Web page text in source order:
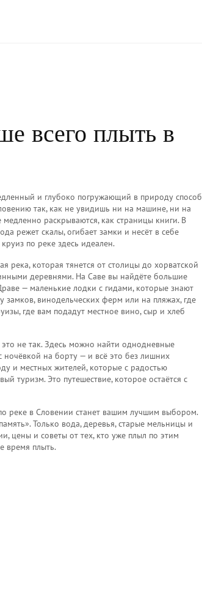
всего плыть в
и глубоко погружающий в природу способ
так, как не увидишь ни на машине, ни на
раскрываются, как страницы книги. В
режет скалы, огибает замки и несёт в себе
по реке здесь идеален.
река, которая тянется от столицы до хорватской
деревнями. На Саве вы найдёте большие
— маленькие лодки с гидами, которые знают
винодельческих ферм или на пляжах, где
где вам подадут местное вино, сыр и хлеб
не так. Здесь можно найти однодневные
ночёвкой на борту — и всё это без лишних
и местных жителей, которые с радостью
туризм. Это путешествие, которое остаётся с
реке в Словении станет вашим лучшим выбором.
Только вода, деревья, старые мельницы и
цены и советы от тех, кто уже плыл по этим
время плыть.